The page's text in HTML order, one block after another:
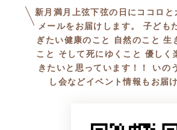
新月満月上弦下弦の日にココロと
メールをお届けします。 子ども
ぎたい健康のこと 自然のこと 生
こと そして死にゆくこと 優しく
きたいと思っています！！ いの
し会などイベント情報もお届